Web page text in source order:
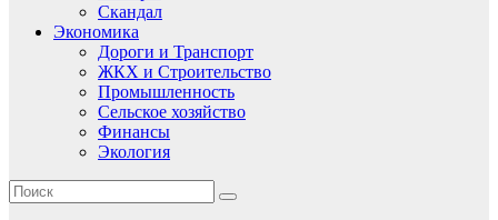
Скандал
Экономика
Дороги и Транспорт
ЖКХ и Строительство
Промышленность
Сельское хозяйство
Финансы
Экология